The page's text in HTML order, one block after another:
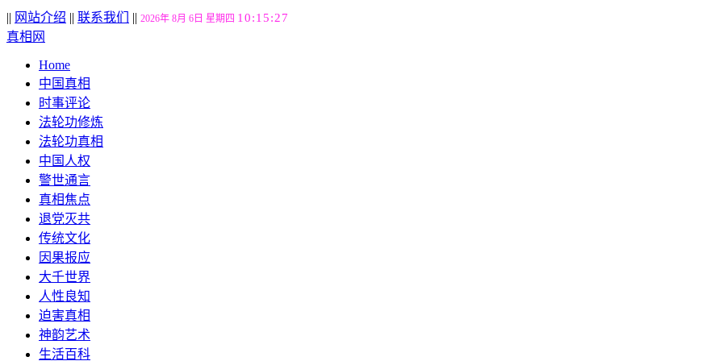
|| 网站介绍 || 联系我们 || 2026年 8月 6日 星期四 10:15:29
真相网
Home
中国真相
时事评论
法轮功修炼
法轮功真相
中国人权
警世通言
真相焦点
退党灭共
传统文化
因果报应
大千世界
人性良知
迫害真相
神韵艺术
生活百科